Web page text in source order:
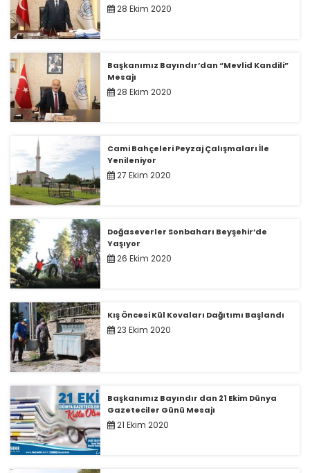
28 Ekim 2020
Başkanımız Bayındır’dan “Mevlid Kandili”
Mesajı
28 Ekim 2020
Cami Bahçeleri Peyzaj Çalışmaları İle
Yenileniyor
27 Ekim 2020
Doğaseverler Sonbaharı Beyşehir’de
Yaşıyor
26 Ekim 2020
Kış Öncesi Kül Kovaları Dağıtımı Başlandı
23 Ekim 2020
Başkanımız Bayındır dan 21 Ekim Dünya
Gazeteciler Günü Mesajı
21 Ekim 2020